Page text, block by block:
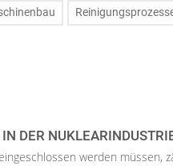
DER NUKLEARINDUSTRIE
werden müssen,